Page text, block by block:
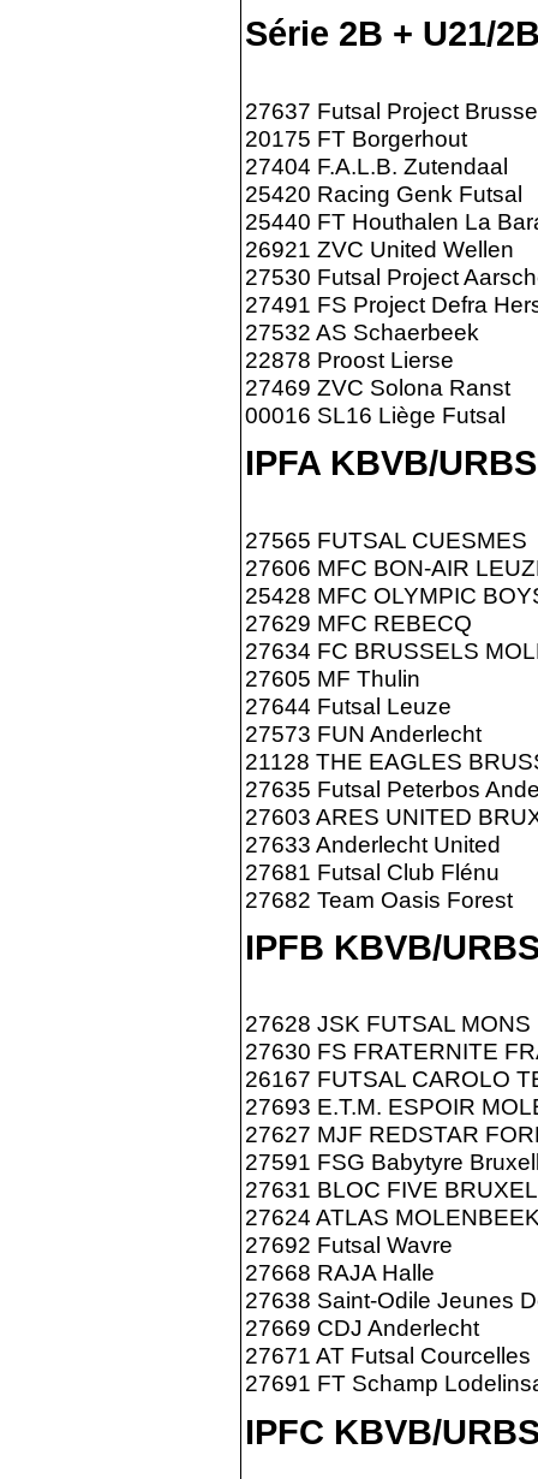
Série 2B + U21/
27637 Futsal Project
20175 FT Borgerhout
27404 F.A.L.B. Zutendaal
25420 Racing Genk Futsal
25440 FT Houthalen La
26921 ZVC United Wellen
27530 Futsal Project
27491 FS Project Defra
27532 AS Schaerbeek
22878 Proost Lierse
27469 ZVC Solona Ranst
00016 SL16 Liège Futsal
IPFA KBVB/
27565 FUTSAL CUESMES
27606 MFC BON-AIR
25428 MFC OLYMPIC
27629 MFC REBECQ
27634 FC BRUSSELS
27605 MF Thulin
27644 Futsal Leuze
27573 FUN Anderlecht
21128 THE EAGLES
27635 Futsal Peterbos
27603 ARES UNITED
27633 Anderlecht United
27681 Futsal Club Flénu
27682 Team Oasis Forest
IPFB KBVB/
27628 JSK FUTSAL MONS
27630 FS FRATERNITE
26167 FUTSAL CAROLO
27693 E.T.M. ESPOIR
27627 MJF REDSTAR
27591 FSG Babytyre
27631 BLOC FIVE
27624 ATLAS
27692 Futsal Wavre
27668 RAJA Halle
27638 Saint-Odile Jeunes
27669 CDJ Anderlecht
27671 AT Futsal Courcelles
27691 FT Schamp
IPFC KBVB/